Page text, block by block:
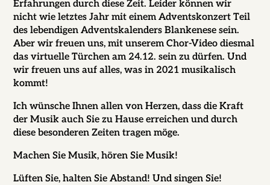
Erfahrungen durch diese Zeit. Leider können wir
nicht wie letztes Jahr mit einem Adventskonzert Teil
des lebendigen Adventskalenders Blankenese sein.
Aber wir freuen uns, mit unserem Chor-Video diesmal
das virtuelle Türchen am 24.12. sein zu dürfen. Und
wir freuen uns auf alles, was in 2021 musikalisch
kommt!
Ich wünsche Ihnen allen von Herzen, dass die Kraft
der Musik auch Sie zu Hause erreichen und durch
diese besonderen Zeiten tragen möge.
Machen Sie Musik, hören Sie Musik!
Lüften Sie, halten Sie Abstand! Und singen Sie!